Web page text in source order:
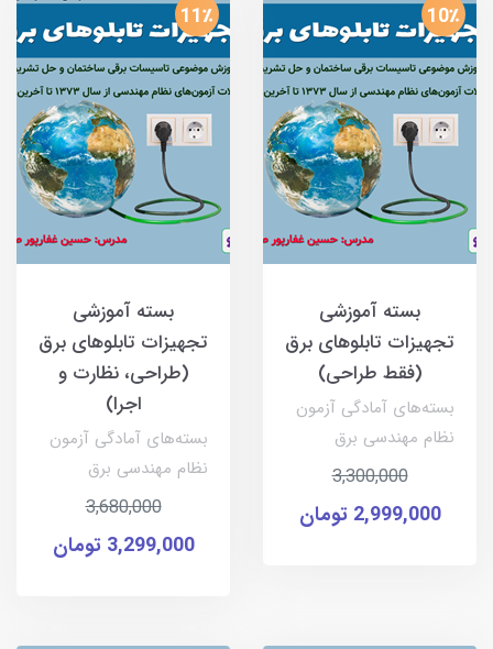
10٪
بسته آموزشی
تجهیزات تابلوهای برق
(فقط طراحی)
بسته‌های آمادگی آزمون
نظام مهندسی برق
3,300,000
2,999,000 تومان
11٪
بسته آموزشی
تجهیزات تابلوهای برق
(طراحی، نظارت و
اجرا)
بسته‌های آمادگی آزمون
نظام مهندسی برق
3,680,000
3,299,000 تومان